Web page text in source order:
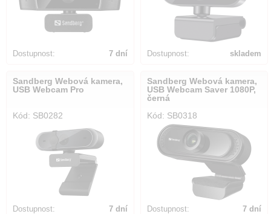
Dostupnost: 7 dní Dostupnost: skladem
Sandberg Webová kamera,
USB Webcam Pro
Kód: SB0282
Dostupnost: 7 dní
Sandberg Webová kamera,
USB Webcam Saver 1080P,
černá
Kód: SB0318
Dostupnost: 7 dní